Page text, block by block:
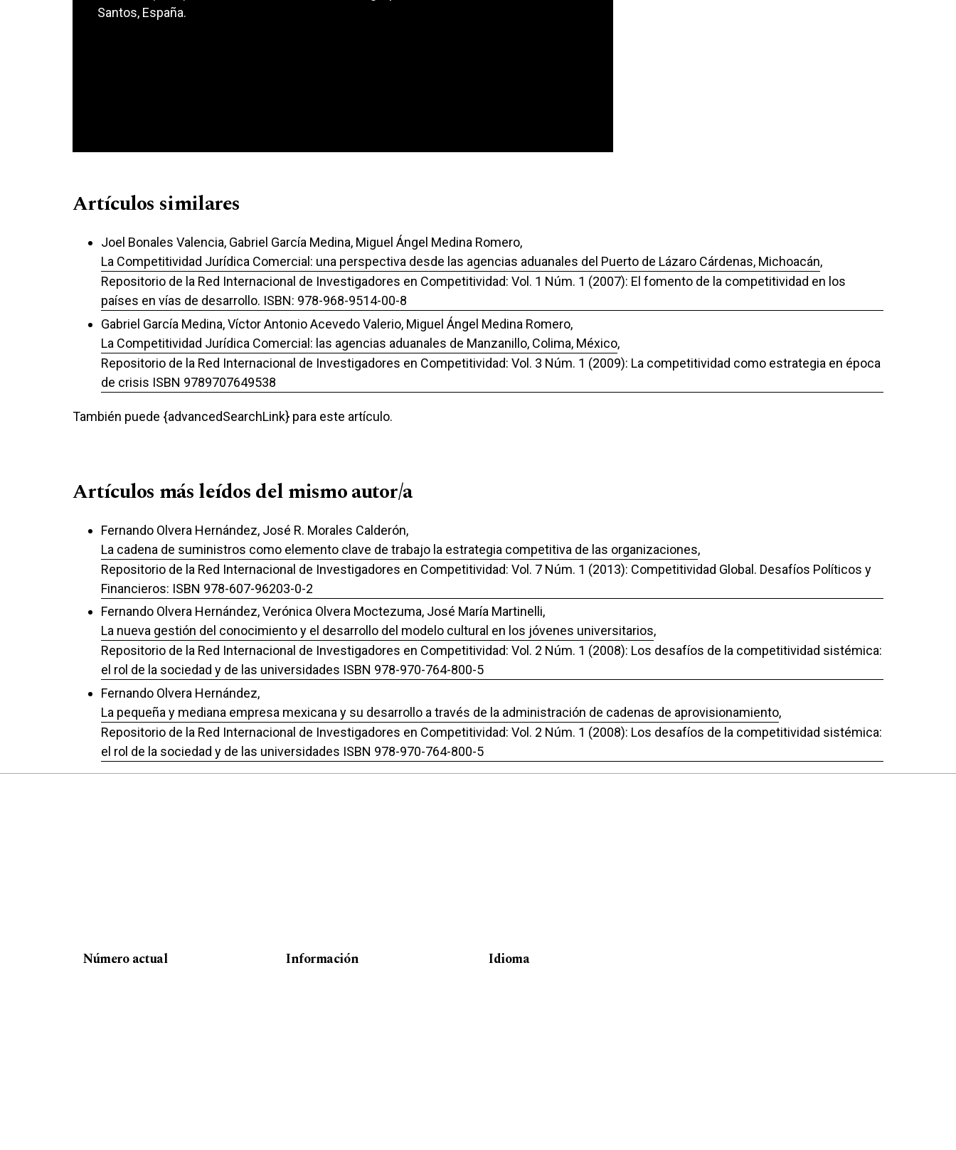
Santos, España.
Artículos similares
Joel Bonales Valencia, Gabriel García Medina, Miguel Ángel Medina Romero,
La Competitividad Jurídica Comercial: una perspectiva desde las agencias aduanales del Puerto de Lázaro Cárdenas, Michoacán,
Repositorio de la Red Internacional de Investigadores en Competitividad: Vol. 1 Núm. 1 (2007): El fomento de la competitividad en los
países en vías de desarrollo. ISBN: 978-968-9514-00-8
Gabriel García Medina, Víctor Antonio Acevedo Valerio, Miguel Ángel Medina Romero,
La Competitividad Jurídica Comercial: las agencias aduanales de Manzanillo, Colima, México,
Repositorio de la Red Internacional de Investigadores en Competitividad: Vol. 3 Núm. 1 (2009): La competitividad como estrategia en época
de crisis ISBN 9789707649538
También puede {advancedSearchLink} para este artículo.
Artículos más leídos del mismo autor/a
Fernando Olvera Hernández, José R. Morales Calderón,
La cadena de suministros como elemento clave de trabajo la estrategia competitiva de las organizaciones,
Repositorio de la Red Internacional de Investigadores en Competitividad: Vol. 7 Núm. 1 (2013): Competitividad Global. Desafíos Políticos y
Financieros: ISBN 978-607-96203-0-2
Fernando Olvera Hernández, Verónica Olvera Moctezuma, José María Martinelli,
La nueva gestión del conocimiento y el desarrollo del modelo cultural en los jóvenes universitarios,
Repositorio de la Red Internacional de Investigadores en Competitividad: Vol. 2 Núm. 1 (2008): Los desafíos de la competitividad sistémica:
el rol de la sociedad y de las universidades ISBN 978-970-764-800-5
Fernando Olvera Hernández,
La pequeña y mediana empresa mexicana y su desarrollo a través de la administración de cadenas de aprovisionamiento,
Repositorio de la Red Internacional de Investigadores en Competitividad: Vol. 2 Núm. 1 (2008): Los desafíos de la competitividad sistémica:
el rol de la sociedad y de las universidades ISBN 978-970-764-800-5
Número actual
Información
Idioma